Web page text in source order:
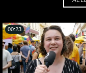
00:23